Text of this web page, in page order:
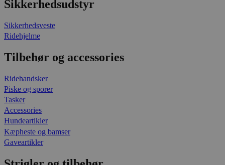
Sikkerhedsudstyr
Sikkerhedsveste
Ridehjelme
Tilbehør og accessories
Ridehandsker
Piske og sporer
Tasker
Accessories
Hundeartikler
Kæpheste og bamser
Gaveartikler